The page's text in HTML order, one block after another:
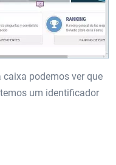
podemos ver que
um identificador